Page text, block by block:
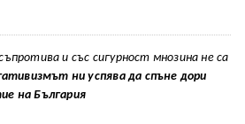
и със сигурност мнозина не са
ни успява да спъне дори
на България